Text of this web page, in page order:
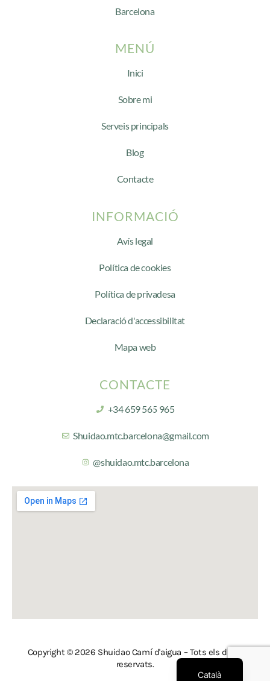
Barcelona
MENÚ
Inici
Sobre mi
Serveis principals
Blog
Contacte
INFORMACIÓ
Avís legal
Política de cookies
Política de privadesa
Declaració d'accessibilitat
Mapa web
CONTACTE
+34 659 565 965
Shuidao.mtc.barcelona@gmail.com
@shuidao.mtc.barcelona
Copyright © 2026 Shuidao Camí d'aigua – Tots els drets
reservats.
Català
Español